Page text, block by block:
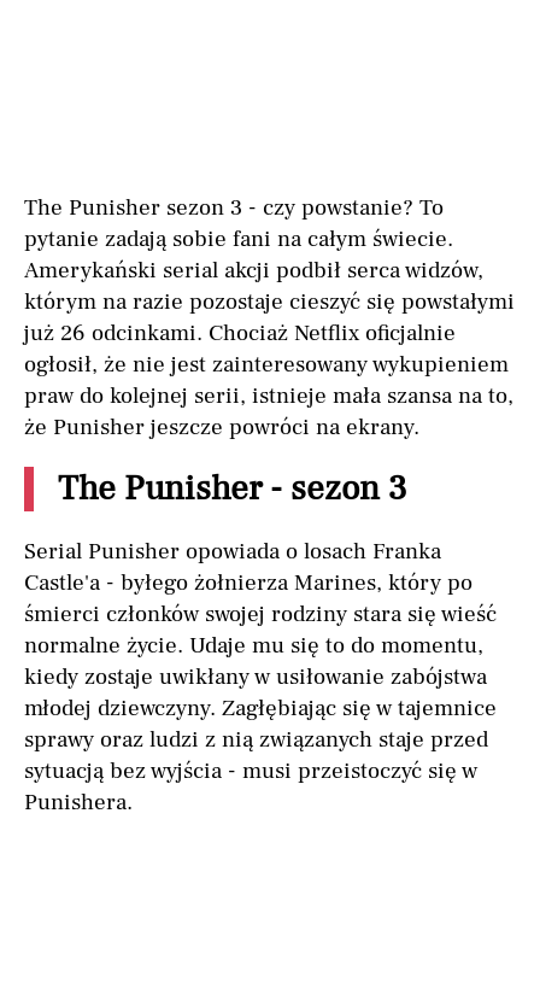
The Punisher sezon 3 - czy powstanie? To
pytanie zadają sobie fani na całym świecie.
Amerykański serial akcji podbił serca widzów,
którym na razie pozostaje cieszyć się powstałymi
już 26 odcinkami. Chociaż Netflix oficjalnie
ogłosił, że nie jest zainteresowany wykupieniem
praw do kolejnej serii, istnieje mała szansa na to,
że Punisher jeszcze powróci na ekrany.
The Punisher - sezon 3
Serial Punisher opowiada o losach Franka
Castle'a - byłego żołnierza Marines, który po
śmierci członków swojej rodziny stara się wieść
normalne życie. Udaje mu się to do momentu,
kiedy zostaje uwikłany w usiłowanie zabójstwa
młodej dziewczyny. Zagłębiając się w tajemnice
sprawy oraz ludzi z nią związanych staje przed
sytuacją bez wyjścia - musi przeistoczyć się w
Punishera.